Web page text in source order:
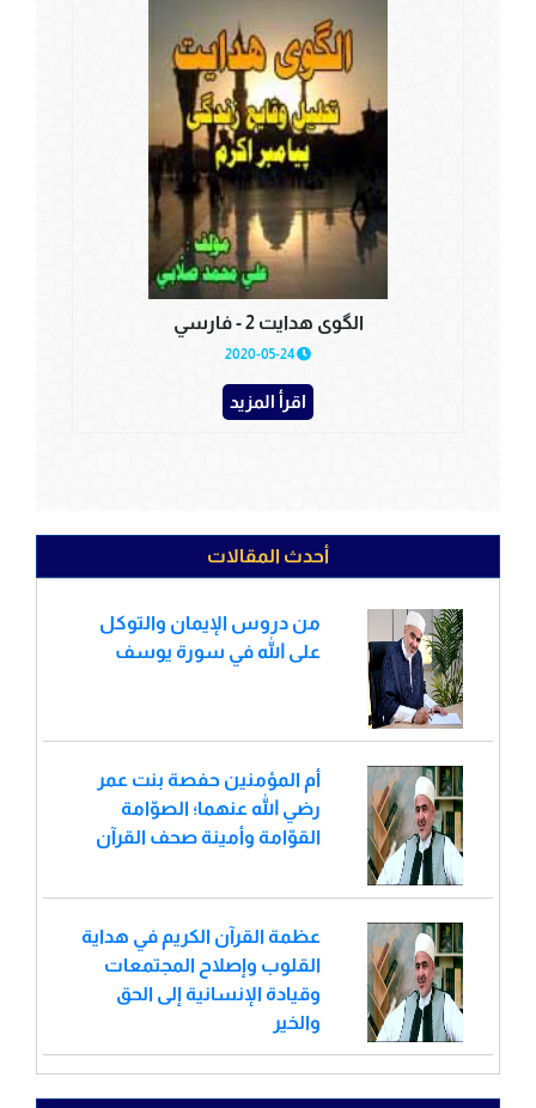
الگوی هدایت 2 - فارسي
2020-05-24
اقرأ المزيد
أحدث المقالات
من دروس الإيمان والتوكل
على الله في سورة يوسف
أم المؤمنين حفصة بنت عمر
رضي الله عنهما؛ الصوّامة
القوّامة وأمينة صحف القرآن
عظمة القرآن الكريم في هداية
القلوب وإصلاح المجتمعات
وقيادة الإنسانية إلى الحق
والخير